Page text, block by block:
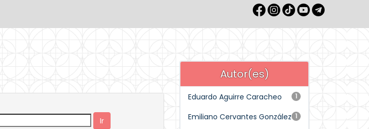
Autor(es)
1
Eduardo Aguirre Caracheo
1
Emiliano Cervantes González